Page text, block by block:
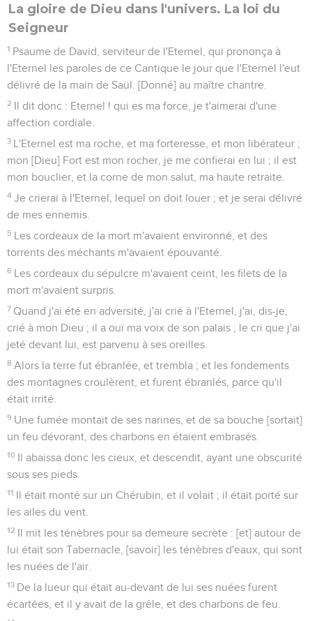
La gloire de Dieu dans l'univers. La loi du
Seigneur
1 Psaume de David, serviteur de l'Eternel, qui prononça à
l'Eternel les paroles de ce Cantique le jour que l'Eternel l'eut
délivré de la main de Saül. [Donné] au maître chantre.
2 Il dit donc : Eternel ! qui es ma force, je t'aimerai d'une
affection cordiale.
3 L'Eternel est ma roche, et ma forteresse, et mon libérateur ;
mon [Dieu] Fort est mon rocher, je me confierai en lui ; il est
mon bouclier, et la corne de mon salut, ma haute retraite.
4 Je crierai à l'Eternel, lequel on doit louer ; et je serai délivré
de mes ennemis.
5 Les cordeaux de la mort m'avaient environné, et des
torrents des méchants m'avaient épouvanté.
6 Les cordeaux du sépulcre m'avaient ceint, les filets de la
mort m'avaient surpris.
7 Quand j'ai été en adversité, j'ai crié à l'Eternel, j'ai, dis-je,
crié à mon Dieu ; il a ouï ma voix de son palais ; le cri que j'ai
jeté devant lui, est parvenu à ses oreilles.
8 Alors la terre fut ébranlée, et trembla ; et les fondements
des montagnes croulèrent, et furent ébranlés, parce qu'il
était irrité.
9 Une fumée montait de ses narines, et de sa bouche [sortait]
un feu dévorant, des charbons en étaient embrasés.
10 Il abaissa donc les cieux, et descendit, ayant une obscurité
sous ses pieds.
11 Il était monté sur un Chérubin, et il volait ; il était porté sur
les ailes du vent.
12 Il mit les ténèbres pour sa demeure secrète : [et] autour de
lui était son Tabernacle, [savoir] les ténèbres d'eaux, qui sont
les nuées de l'air.
13 De la lueur qui était au-devant de lui ses nuées furent
écartées, et il y avait de la grêle, et des charbons de feu.